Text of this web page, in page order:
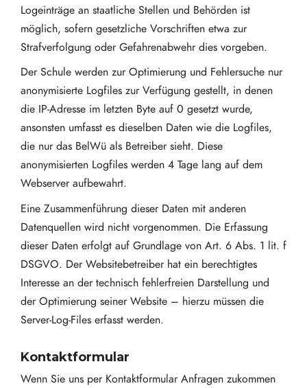
Logeinträge an staatliche Stellen und Behörden ist
möglich, sofern gesetzliche Vorschriften etwa zur
Strafverfolgung oder Gefahrenabwehr dies vorgeben.
Der Schule werden zur Optimierung und Fehlersuche nur
anonymisierte Logfiles zur Verfügung gestellt, in denen
die IP-Adresse im letzten Byte auf 0 gesetzt wurde,
ansonsten umfasst es dieselben Daten wie die Logfiles,
die nur das BelWü als Betreiber sieht. Diese
anonymisierten Logfiles werden 4 Tage lang auf dem
Webserver aufbewahrt.
Eine Zusammenführung dieser Daten mit anderen
Datenquellen wird nicht vorgenommen. Die Erfassung
dieser Daten erfolgt auf Grundlage von Art. 6 Abs. 1 lit. f
DSGVO. Der Websitebetreiber hat ein berechtigtes
Interesse an der technisch fehlerfreien Darstellung und
der Optimierung seiner Website – hierzu müssen die
Server-Log-Files erfasst werden.
Kontaktformular
Wenn Sie uns per Kontaktformular Anfragen zukommen